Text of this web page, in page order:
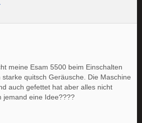
meine Esam 5500 beim Einschalten
quitsch Geräusche. Die Maschine
auch gefettet hat aber alles nicht
jemand eine Idee????